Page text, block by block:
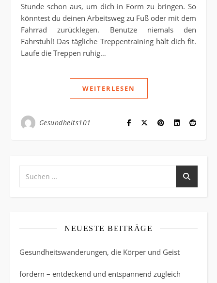
Stunde schon aus, um dich in Form zu bringen. So
könntest du deinen Arbeitsweg zu Fuß oder mit dem
Fahrrad zurücklegen. Benutze niemals den
Fahrstuhl! Das tägliche Treppentraining hält dich fit.
Laufe die Treppen ruhig…
WEITERLESEN
Gesundheits101
NEUESTE BEITRÄGE
Gesundheitswanderungen, die Körper und Geist
fordern – entdeckend und entspannend zugleich